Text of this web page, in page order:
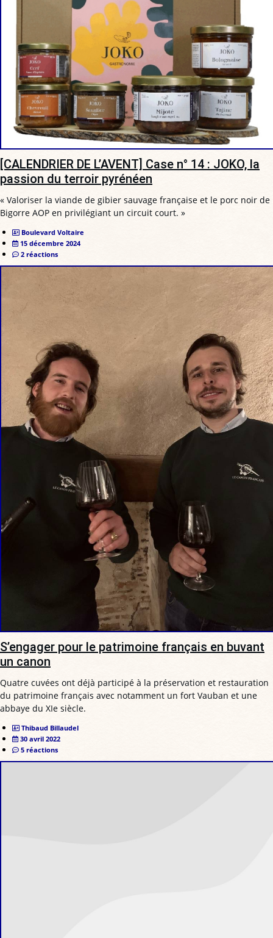
[CALENDRIER DE L’AVENT] Case n° 14 : JOKO, la
passion du terroir pyrénéen
« Valoriser la viande de gibier sauvage française et le porc noir de
Bigorre AOP en privilégiant un circuit court. »
Boulevard Voltaire
15 décembre 2024
2 réactions
S’engager pour le patrimoine français en buvant
un canon
Quatre cuvées ont déjà participé à la préservation et restauration
du patrimoine français avec notamment un fort Vauban et une
abbaye du XIe siècle.
Thibaud Billaudel
30 avril 2022
5 réactions